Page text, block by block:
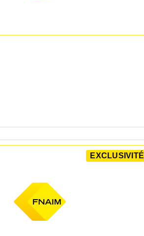
EXCLUSIVITÉ